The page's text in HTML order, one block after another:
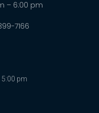
– 6:00 pm
7166
pm